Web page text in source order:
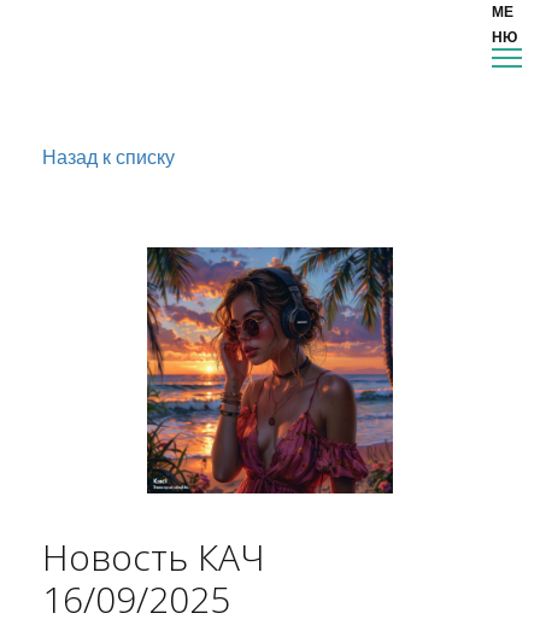
Назад к списку
Новость КАЧ
16/09/2025